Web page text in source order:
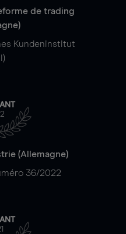
de trading
Kundeninstitut
(Allemagne)
36/2022